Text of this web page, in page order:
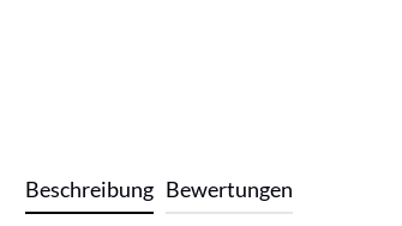
Beschreibung Bewertungen